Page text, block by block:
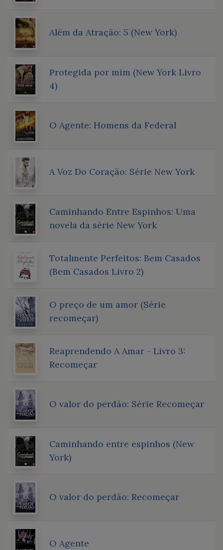
Além da Atração: 5 (New York)
Protegida por mim (New York Livro
4)
O Agente: Homens da Federal
A Voz Do Coração: Série New York
Caminhando Entre Espinhos: Uma
novela da série New York
Totalmente Perfeitos: Bem Casados
(Bem Casados Livro 2)
O preço de um amor (Série
recomeçar)
Reaprendendo A Amar - Livro 3:
Recomeçar
O valor do perdão: Série Recomeçar
Caminhando entre espinhos (New
York)
O valor do perdão: Recomeçar
O Agente